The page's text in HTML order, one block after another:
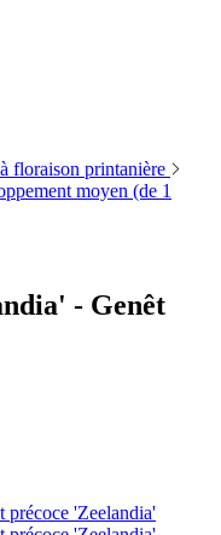
floraison printanière
moyen (de 1
- Genêt